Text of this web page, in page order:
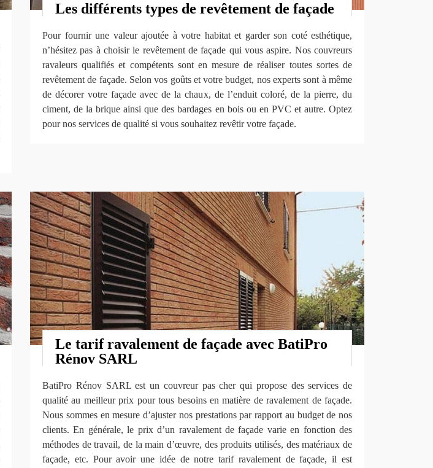
Les différents types de revêtement de façade
Pour fournir une valeur ajoutée à votre habitat et garder son coté esthétique,
n’hésitez pas à choisir le revêtement de façade qui vous aspire. Nos couvreurs
ravaleurs qualifiés et compétents sont en mesure de réaliser toutes sortes de
revêtement de façade. Selon vos goûts et votre budget, nos experts sont à même
de décorer votre façade avec de la chaux, de l’enduit coloré, de la pierre, du
ciment, de la brique ainsi que des bardages en bois ou en PVC et autre. Optez
pour nos services de qualité si vous souhaitez revêtir votre façade.
Le tarif ravalement de façade avec BatiPro
Rénov SARL
BatiPro Rénov SARL est un couvreur pas cher qui propose des services de
qualité au meilleur prix pour tous besoins en matière de ravalement de façade.
Nous sommes en mesure d’ajuster nos prestations par rapport au budget de nos
clients. En générale, le prix d’un ravalement de façade varie en fonction des
méthodes de travail, de la main d’œuvre, des produits utilisés, des matériaux de
façade, etc. Pour avoir une idée de notre tarif ravalement de façade, il est